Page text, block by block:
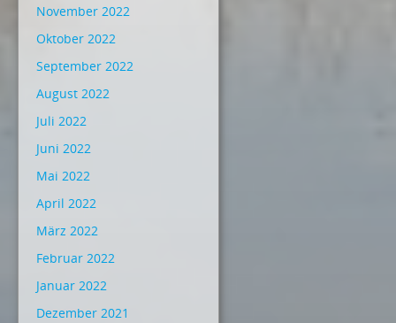
November 2022
Oktober 2022
September 2022
August 2022
Juli 2022
Juni 2022
Mai 2022
April 2022
März 2022
Februar 2022
Januar 2022
Dezember 2021